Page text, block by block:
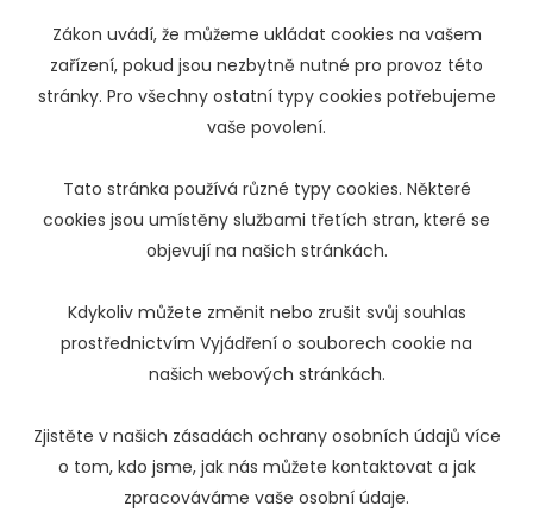
Zákon uvádí, že můžeme ukládat cookies na vašem
zařízení, pokud jsou nezbytně nutné pro provoz této
stránky. Pro všechny ostatní typy cookies potřebujeme
vaše povolení.
Tato stránka používá různé typy cookies. Některé
cookies jsou umístěny službami třetích stran, které se
objevují na našich stránkách.
Kdykoliv můžete změnit nebo zrušit svůj souhlas
prostřednictvím Vyjádření o souborech cookie na
našich webových stránkách.
Zjistěte v našich zásadách ochrany osobních údajů více
o tom, kdo jsme, jak nás můžete kontaktovat a jak
zpracováváme vaše osobní údaje.